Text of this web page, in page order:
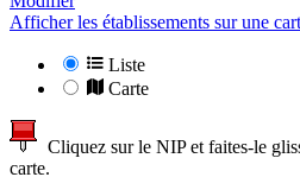
Afficher les établissements sur une
Liste
Carte
Cliquez sur le NIP et faites-le
carte.